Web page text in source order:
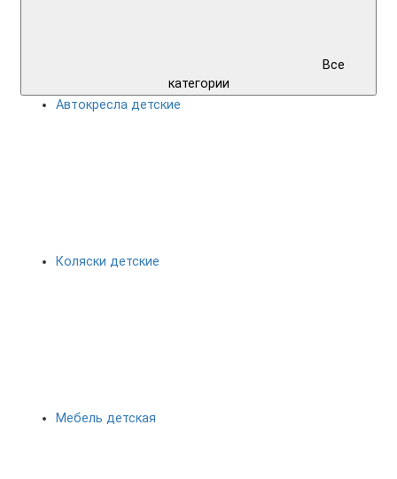
Все
категории
Автокресла детские
Коляски детские
Мебель детская